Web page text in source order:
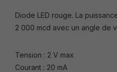
Diode LED rouge. La
2 000 mcd avec un angle de
Tension : 2 V max
Courant : 20 mA